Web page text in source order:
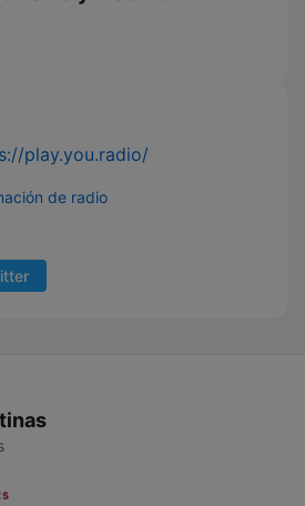
play.you.radio/
de radio